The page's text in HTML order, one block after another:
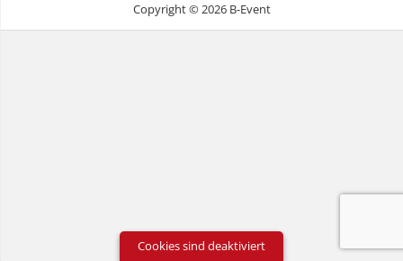
Copyright © 2026 B-Event
Cookies sind deaktiviert